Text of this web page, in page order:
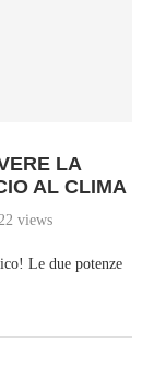
LA
AL CLIMA
views
Le due potenze